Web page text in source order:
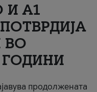
A1
ВО
ГОДИНИ
продолжената